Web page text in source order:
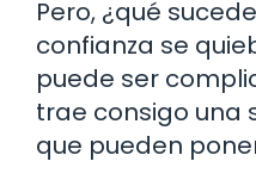
Pero, ¿qué
confianza se
puede ser
trae consigo una
que pueden